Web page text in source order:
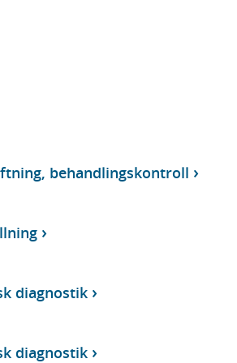
behandlingskontroll
diagnostik
diagnostik